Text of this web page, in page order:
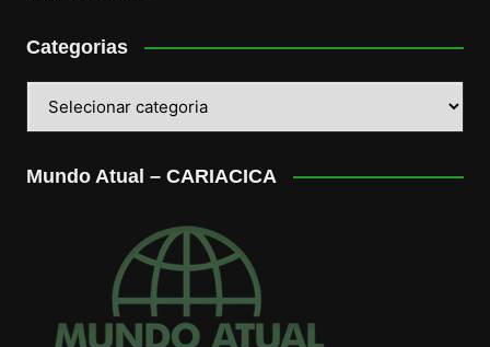
Categorias
Mundo Atual – CARIACICA